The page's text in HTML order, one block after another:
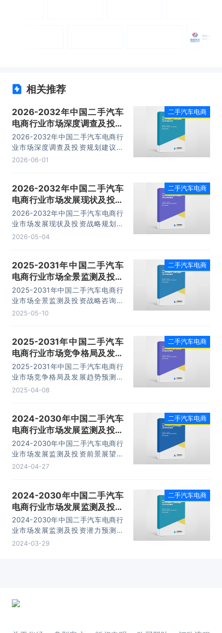
相关推荐
2026-2032年中国二手汽车
电商行业市场深度调查及投资
规划建议报告
2026-2032年中国二手汽车电商行
业市场深度调查及投资规划建议报
告，主要包括优秀案例、重点省市投
2026-06-01
二手汽车电商
2026-2032年中国二手汽车
电商行业市场发展现状及投资
战略规划报告
2026-2032年中国二手汽车电商行
业市场发展现状及投资战略规划报
告，主要包括行业重点企业发展形势
内容。
2026-05-04
二手汽车电商
2025-2031年中国二手汽车
电商行业市场全景监测及投资
战略咨询报告
2025-2031年中国二手汽车电商行
业市场全景监测及投资战略咨询报
告，主要包括优秀案例、重点省市投
2025-05-10
二手汽车电商
2025-2031年中国二手汽车
电商行业市场竞争格局及发展
趋势预测报告
2025-2031年中国二手汽车电商行
业市场竞争格局及发展趋势预测报
告，主要包括行业重点企业发展形势
内容。
2025-04-08
二手汽车电商
2024-2030年中国二手汽车
电商行业市场发展监测及投资
前景展望报告
2024-2030年中国二手汽车电商行
业市场发展监测及投资前景展望报
告，主要包括优秀案例、重点省市投
2024-04-27
二手汽车电商
2024-2030年中国二手汽车
电商行业市场发展监测及投资
潜力预测报告
2024-2030年中国二手汽车电商行
业市场发展监测及投资潜力预测报
告，主要包括行业重点企业发展形势
2024-03-29
二手汽车电商